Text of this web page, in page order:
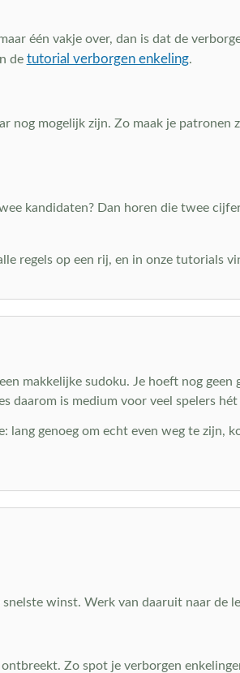
één vakje over, dan is dat de
de tutorial verborgen enkeling.
nog mogelijk zijn. Zo maak je
kandidaten? Dan horen die twee
regels op een rij, en in onze tutorials
makkelijke sudoku. Je hoeft nog
daarom is medium voor veel spelers hét
lang genoeg om echt even weg te
winst. Werk van daaruit naar de
Zo spot je verborgen